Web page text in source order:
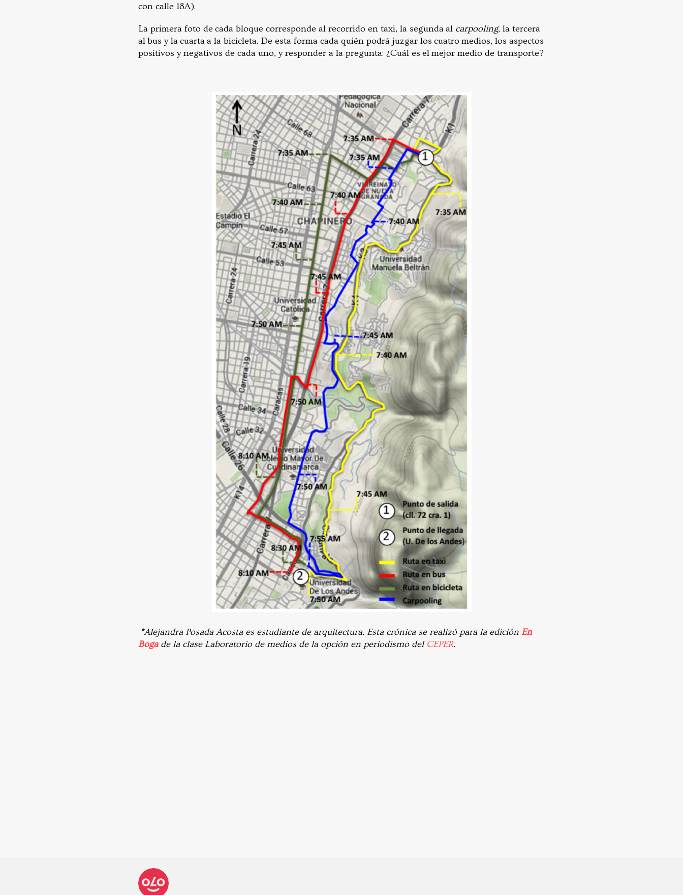
con calle 18A).
La primera foto de cada bloque corresponde al recorrido en taxi, la segunda al carpooling, la tercera
al bus y la cuarta a la bicicleta. De esta forma cada quién podrá juzgar los cuatro medios, los aspectos
positivos y negativos de cada uno, y responder a la pregunta: ¿Cuál es el mejor medio de transporte?
*Alejandra Posada Acosta es estudiante de arquitectura. Esta crónica se realizó para la edición En
Bogade la clase Laboratorio de medios de la opción en periodismo del CEPER.